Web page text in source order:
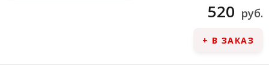
520 руб.
+ В ЗАКАЗ